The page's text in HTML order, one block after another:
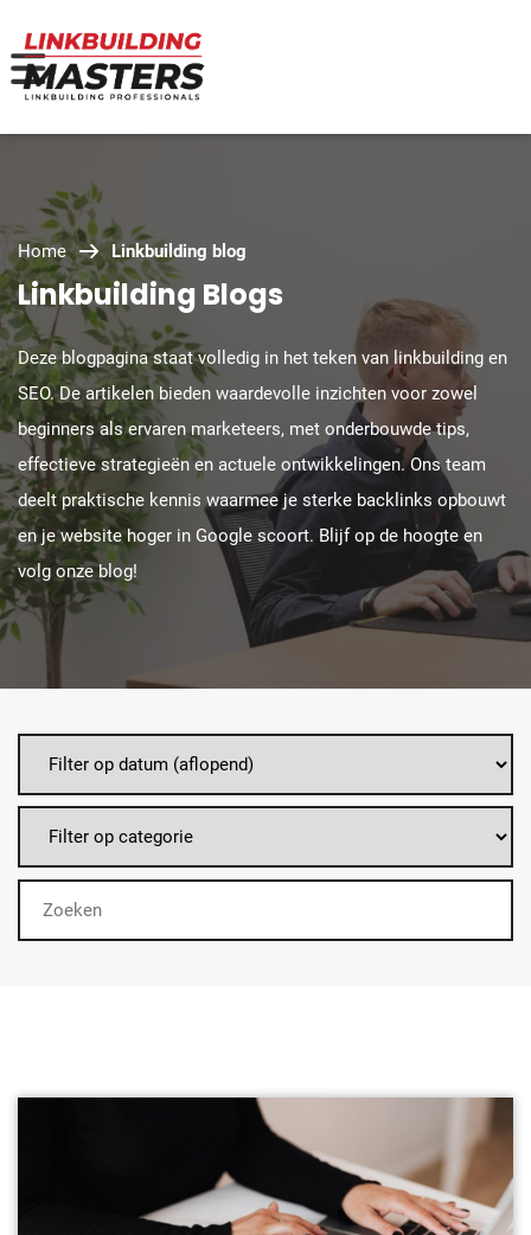
Home Linkbuilding blog
Linkbuilding Blogs
Deze blogpagina staat volledig in het teken van linkbuilding en
SEO. De artikelen bieden waardevolle inzichten voor zowel
beginners als ervaren marketeers, met onderbouwde tips,
effectieve strategieën en actuele ontwikkelingen. Ons team
deelt praktische kennis waarmee je sterke backlinks opbouwt
en je website hoger in Google scoort. Blijf op de hoogte en
volg onze blog!